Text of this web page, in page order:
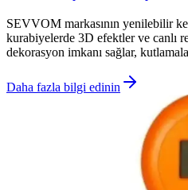
SEVVOM markasının yenilebilir
kurabiyelerde 3D efektler ve canlı
dekorasyon imkanı sağlar,
Daha fazla bilgi edinin